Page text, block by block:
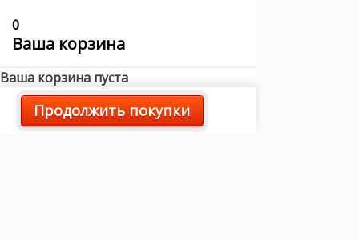
0
Ваша корзина
Ваша корзина пуста
Продолжить покупки